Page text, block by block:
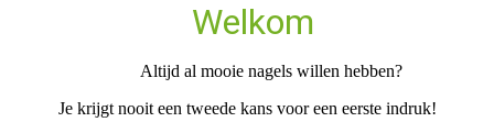
Welkom
Altijd al mooie nagels willen hebben?
Je krijgt nooit een tweede kans voor een eerste indruk!